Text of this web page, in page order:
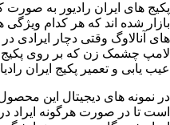
پکیج های ایران رادیور به صورت
بازار شده اند که هر کدام
های آنالاوگ وقتی دچار ایرادی
لامپ چشمک زن که بر روی پکیج
عیب یابی و تعمیر پکیج ایران
در نمونه های دیجیتال این
است تا در صورت هرگونه ایراد